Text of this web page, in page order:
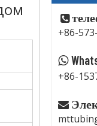

+86-

+86-
